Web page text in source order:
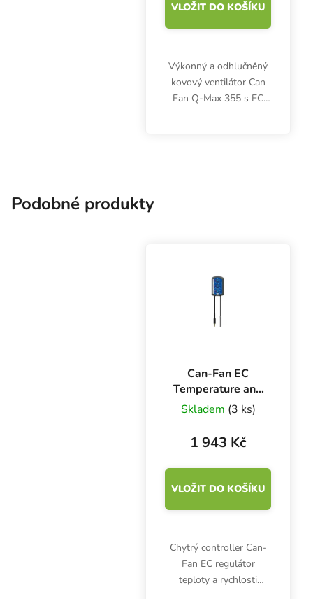
VLOŽIT DO KOŠÍKU
Výkonný a odhlučněný
kovový ventilátor Can
Fan Q-Max 355 s EC
Podobné produkty
Can-Fan EC
Temperature and
Speed controller,
regulátor teploty a
otáček
Skladem (3 ks)
1 943 Kč
VLOŽIT DO KOŠÍKU
Chytrý controller Can-
Fan EC regulátor
teploty a rychlosti